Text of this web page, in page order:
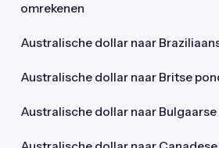
omrekenen
Australische dollar naar
Australische dollar naar Britse
Australische dollar naar Bulgaarse